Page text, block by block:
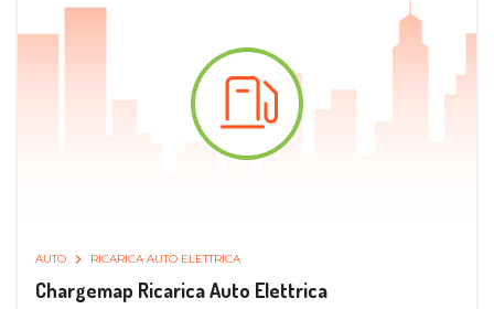
AUTO RICARICA AUTO ELETTRICA
Chargemap Ricarica Auto Elettrica